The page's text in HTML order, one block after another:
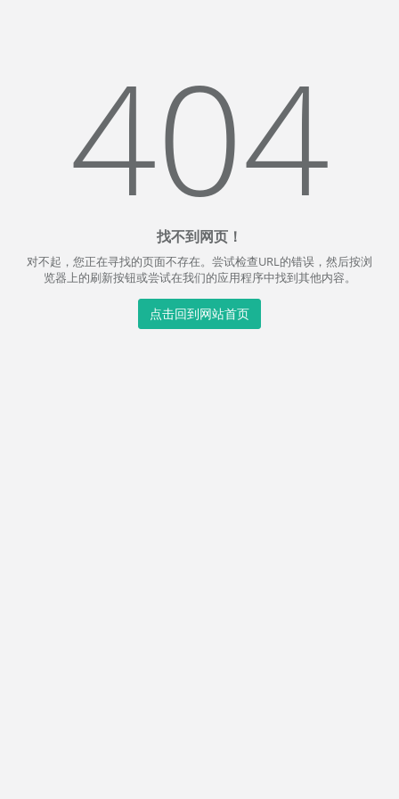
404
找不到网页！
对不起，您正在寻找的页面不存在。尝试检查URL的错误，然后按浏
览器上的刷新按钮或尝试在我们的应用程序中找到其他内容。
点击回到网站首页